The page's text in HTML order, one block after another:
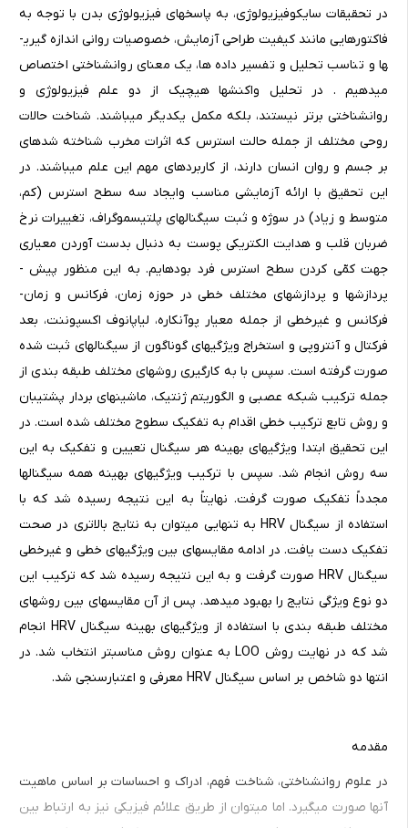
در تحقیقات سایکوفیزیولوژی، به پاسخ­های فیزیولوژی بدن با توجه به
فاکتورهایی مانند کیفیت طراحی آزمایش، خصوصیات روانی اندازه ­گیری­
ها و تناسب تحلیل و تفسیر داده­ ها، یک معنای روانشناختی اختصاص
می­دهیم . در تحلیل واکنش­ها هیچیک از دو علم فیزیولوژی و
روانشناختی برتر نیستند، بلکه مکمل یکدیگر می­باشند. شناخت حالات
روحی مختلف از جمله حالت استرس که اثرات مخرب شناخته ­شده­ای
بر جسم و روان انسان دارند، از کاربردهای مهم این علم می­باشند. در
این تحقیق با ارائه آزمایشی مناسب وایجاد سه سطح استرس (کم،
متوسط و زیاد) در سوژه و ثبت سیگنال­های پلتیسموگراف، تغییرات نرخ
ضربان قلب و هدایت الکتریکی پوست به دنبال بدست آوردن معیاری
جهت کمّی کردن سطح استرس فرد بوده­ایم. به این منظور پیش ­
پردازش­ها و پردازش­های مختلف خطی در حوزه زمان، فرکانس و زمان-
فرکانس و غیرخطی از جمله معیار پوآنکاره، لیاپانوف اکسپوننت، بعد
فرکتال و آنتروپی و استخراج ویژگی­های گوناگون از سیگنال­های ثبت ­شده
صورت گرفته است. سپس با به کارگیری روش­های مختلف طبقه ­بندی از
جمله ترکیب شبکه عصبی و الگوریتم ژنتیک، ماشین­های بردار پشتیبان
و روش تابع ترکیب خطی اقدام به تفکیک سطوح مختلف شده است. در
این تحقیق ابتدا ویژگی­های بهینه هر سیگنال تعیین و تفکیک به این
سه روش انجام شد. سپس با ترکیب ویژگی­های بهینه همه سیگنال­ها
مجدداً تفکیک صورت گرفت. نهایتاً به این نتیجه رسیده شد که با
استفاده از سیگنال HRV به تنهایی می­توان به نتایج بالاتری در صحت
تفکیک دست یافت. در ادامه مقایسه­­­­ای بین ویژگی­های خطی و غیرخطی
سیگنال HRV صورت گرفت و به این نتیجه رسیده شد که ترکیب این
دو نوع ویژگی نتایج را بهبود می­­دهد. پس از آن مقایسه­ای بین روش­های
مختلف طبقه ­بندی با استفاده از ویژگی­های بهینه سیگنال HRV انجام
شد که در نهایت روش LOO به عنوان روش مناسب­تر انتخاب شد. در
انتها دو شاخص بر اساس سیگنال HRV معرفی و اعتبارسنجی شد.
مقدمه
در علوم روانشناختی، شناخت فهم، ادراک و احساسات بر اساس ماهیت
آنها صورت می­گیرد. اما می­توان از طریق علائم فیزیکی نیز به ارتباط بین